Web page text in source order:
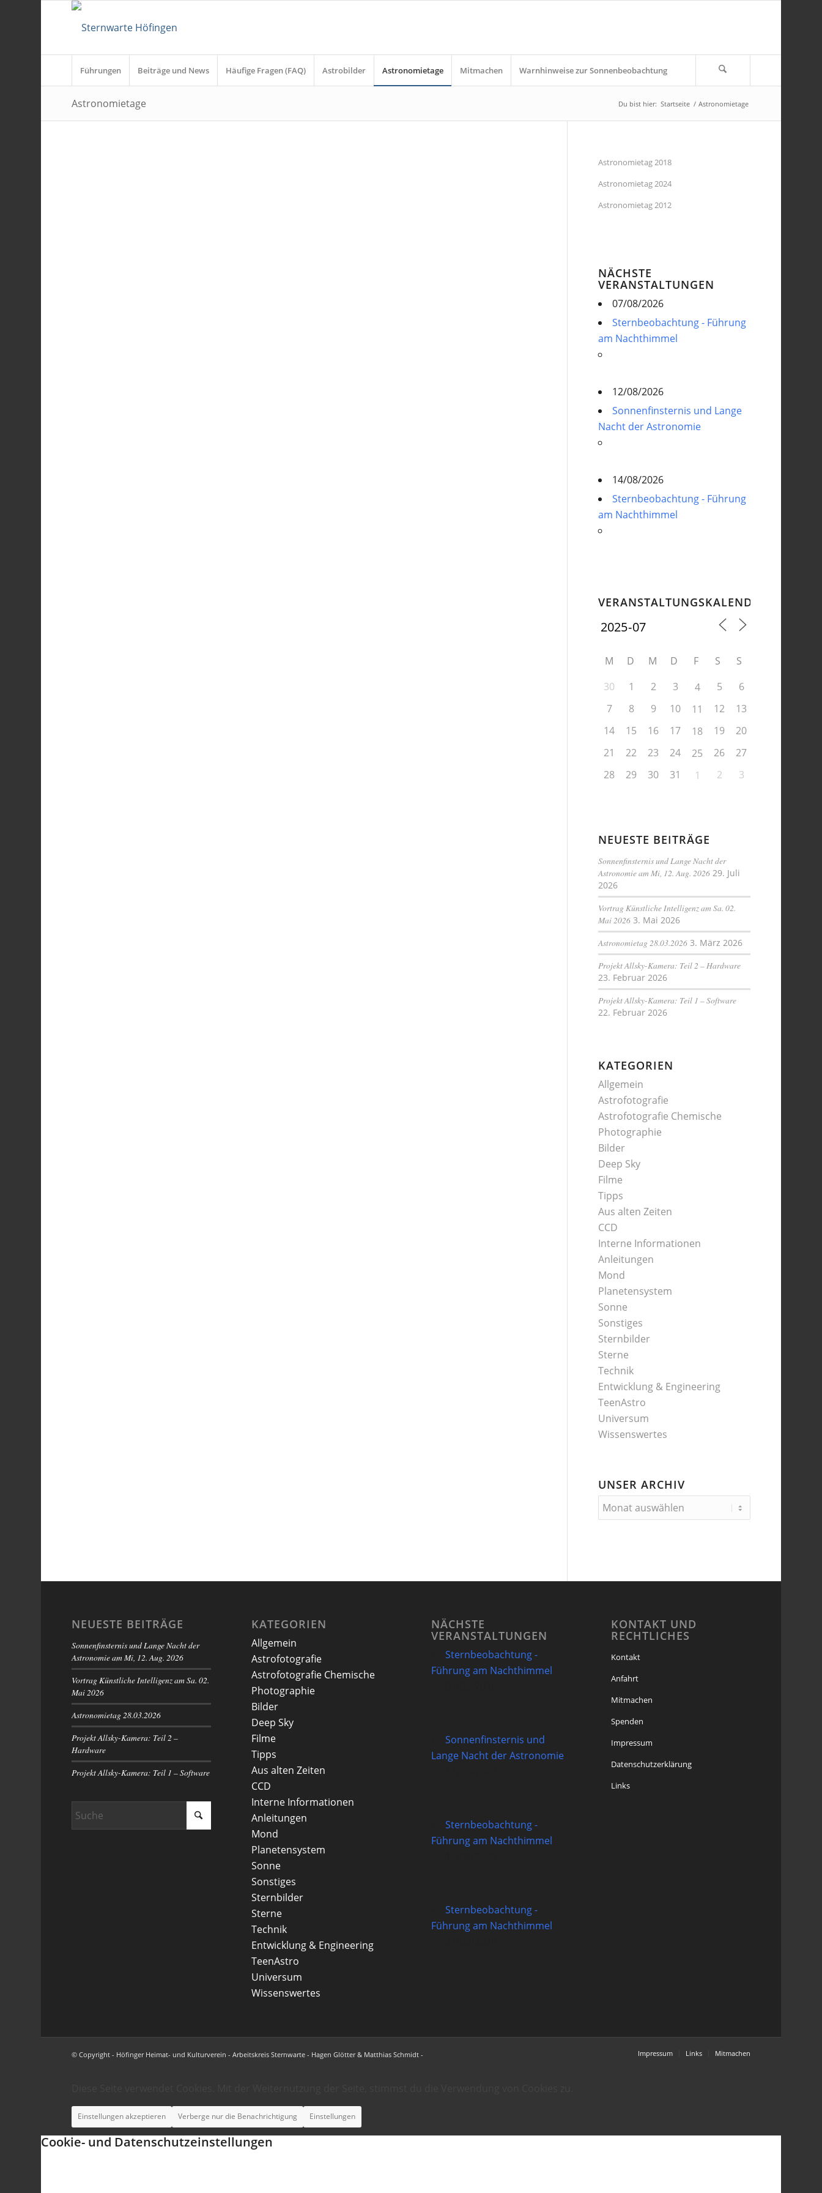
Führungen Beiträge und News Häufige Fragen (FAQ) Astrobilder Astronomietage Mitmachen Warnhinweise zur Sonnenbeobachtung
Astronomietage Du bist hier: Startseite / Astronomietage
Astronomietag 2018
Astronomietag 2024
Astronomietag 2012
NÄCHSTE
VERANSTALTUNGEN
07/08/2026
Sternbeobachtung - Führung
am Nachthimmel
12/08/2026
Sonnenfinsternis und Lange
Nacht der Astronomie
14/08/2026
Sternbeobachtung - Führung
am Nachthimmel
VERANSTALTUNGSKALENDER
M D M D F S
S
30
1 2 3 4 5
6
7
8 9 10 11 12
13
14
15 16 17 18 19
20
21
22 23 24 25 26
27
28
29 30 31 1 2 3
NEUESTE BEITRÄGE
Sonnenfinsternis und Lange Nacht der
Astronomie am Mi, 12. Aug. 2026 29. Juli
2026
Vortrag Künstliche Intelligenz am Sa. 02.
Mai 2026 3. Mai 2026
Astronomietag 28.03.2026 3. März 2026
Projekt Allsky-Kamera: Teil 2 – Hardware
23. Februar 2026
Projekt Allsky-Kamera: Teil 1 – Software
22. Februar 2026
KATEGORIEN
Allgemein
Astrofotografie
Astrofotografie Chemische
Photographie
Bilder
Deep Sky
Filme
Tipps
Aus alten Zeiten
CCD
Interne Informationen
Anleitungen
Mond
Planetensystem
Sonne
Sonstiges
Sternbilder
Sterne
Technik
Entwicklung & Engineering
TeenAstro
Universum
Wissenswertes
UNSER ARCHIV
NEUESTE BEITRÄGE
Sonnenfinsternis und Lange Nacht der
Astronomie am Mi, 12. Aug. 2026
Vortrag Künstliche Intelligenz am Sa. 02.
Mai 2026
Astronomietag 28.03.2026
Projekt Allsky-Kamera: Teil 2 –
Hardware
Projekt Allsky-Kamera: Teil 1 – Software
KATEGORIEN
Allgemein
Astrofotografie
Astrofotografie Chemische
Photographie
Bilder
Deep Sky
Filme
Tipps
Aus alten Zeiten
CCD
Interne Informationen
Anleitungen
Mond
Planetensystem
Sonne
Sonstiges
Sternbilder
Sterne
Technik
Entwicklung & Engineering
TeenAstro
Universum
Wissenswertes
NÄCHSTE
VERANSTALTUNGEN
Sternbeobachtung -
Führung am Nachthimmel
Sonnenfinsternis und
Lange Nacht der Astronomie
Sternbeobachtung -
Führung am Nachthimmel
Sternbeobachtung -
Führung am Nachthimmel
KONTAKT UND
RECHTLICHES
Kontakt
Anfahrt
Mitmachen
Spenden
Impressum
Datenschutzerklärung
Links
© Copyright - Höfinger Heimat- und Kulturverein - Arbeitskreis Sternwarte - Hagen Glötter & Matthias Schmidt - Impressum Links Mitmachen
Einstellungen akzeptieren Verberge nur die Benachrichtigung Einstellungen
Cookie- und Datenschutzeinstellungen